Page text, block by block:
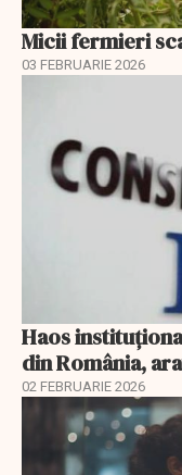
Micii fermieri
03 FEBRUARIE 2026
Haos
din România,
02 FEBRUARIE 2026